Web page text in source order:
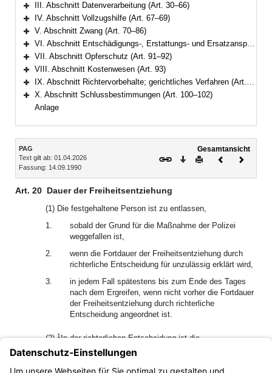
Bereich erweitern
III. Abschnitt Datenverarbeitung (Art. 30–66)
Bereich erweitern
IV. Abschnitt Vollzugshilfe (Art. 67–69)
Bereich erweitern
V. Abschnitt Zwang (Art. 70–86)
Bereich erweitern
VI. Abschnitt Entschädigungs-, Erstattungs- und Ersatzansprüche (Art. 87–90)
Bereich erweitern
VII. Abschnitt Opferschutz (Art. 91–92)
Bereich erweitern
VIII. Abschnitt Kostenwesen (Art. 93)
Bereich erweitern
IX. Abschnitt Richtervorbehalte; gerichtliches Verfahren (Art. 94–99)
Bereich erweitern
X. Abschnitt Schlussbestimmungen (Art. 100–102)
Anlage
Inhalt
PAG
Text gilt ab: 01.04.2026
Fassung: 14.09.1990
Gesamtansicht
Download
DruckenVorheriges
Art. 20 Dauer der Freiheitsentziehung
(1) Die festgehaltene Person ist zu entlassen,
1.
sobald der Grund für die Maßnahme der Polizei
weggefallen ist,
2.
wenn die Fortdauer der Freiheitsentziehung durch
richterliche Entscheidung für unzulässig erklärt wird,
3.
in jedem Fall spätestens bis zum Ende des Tages
nach dem Ergreifen, wenn nicht vorher die Fortdauer
der Freiheitsentziehung durch richterliche
Entscheidung angeordnet ist.
(2)1In der richterlichen Entscheidung ist die
höchstzulässige Dauer der Freiheitsentziehung zu
2
Sie darf jeweils nicht mehr als einen Monat